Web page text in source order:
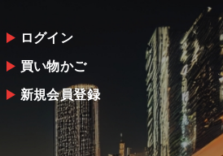
ログイン
買い物かご
新規会員登録